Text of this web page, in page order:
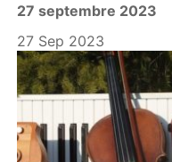
a
y
27 septembre 2023
27 Sep 2023